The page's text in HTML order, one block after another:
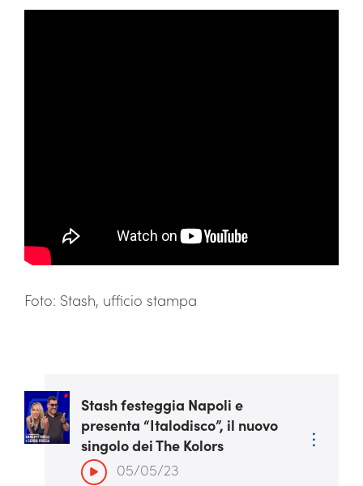
Foto: Stash, ufficio stampa
Stash festeggia Napoli e
presenta “Italodisco”, il nuovo
singolo dei The Kolors
05/05/23